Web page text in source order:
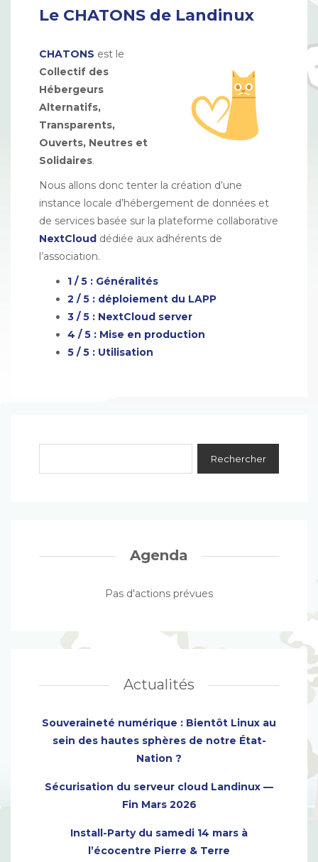
Le CHATONS de Landinux
CHATONS est le
Collectif des
Hébergeurs
Alternatifs,
Transparents,
Ouverts, Neutres et
Solidaires.
Nous allons donc tenter la création d’une
instance locale d’hébergement de données et
de services basée sur la plateforme collaborative
NextCloud dédiée aux adhérents de
l’association.
1 / 5 : Généralités
2 / 5 : déploiement du LAPP
3 / 5 : NextCloud server
4 / 5 : Mise en production
5 / 5 : Utilisation
Agenda
Pas d'actions prévues
Actualités
Souveraineté numérique : Bientôt Linux au
sein des hautes sphères de notre État-
Nation ?
Sécurisation du serveur cloud Landinux —
Fin Mars 2026
Install-Party du samedi 14 mars à
l’écocentre Pierre & Terre